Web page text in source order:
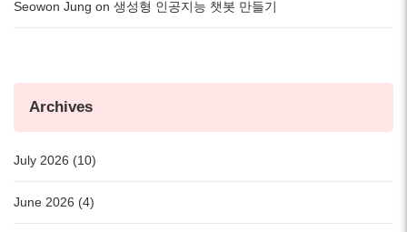
Seowon Jung on 생성형 인공지능 챗봇 만들기
Archives
July 2026 (10)
June 2026 (4)